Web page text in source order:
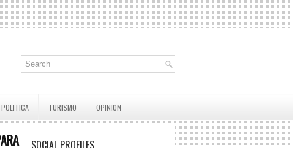
POLITICA TURISMO OPINION
SOCIAL PROFILES